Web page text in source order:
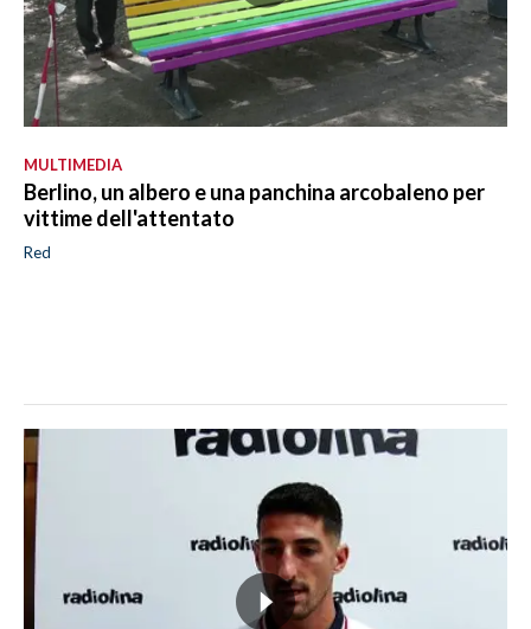
MULTIMEDIA
Berlino, un albero e una panchina arcobaleno per
vittime dell'attentato
Red